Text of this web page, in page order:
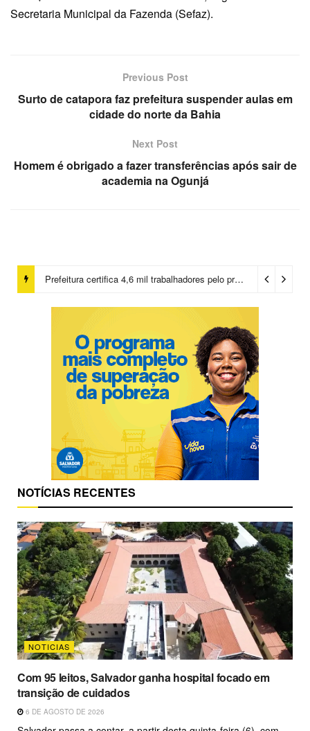
Secretaria Municipal da Fazenda (Sefaz).
Previous Post
Surto de catapora faz prefeitura suspender aulas em
cidade do norte da Bahia
Next Post
Homem é obrigado a fazer transferências após sair de
academia na Ogunjá
Prefeitura certifica 4,6 mil trabalhadores pelo programa Treinar para Empregar e realiza Feirão de Empregabilidade
NOTÍCIAS RECENTES
NOTICIAS
Com 95 leitos, Salvador ganha hospital focado em
transição de cuidados
6 DE AGOSTO DE 2026